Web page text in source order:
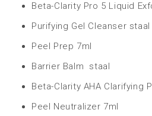
Beta-Clarity Pro 5 Liquid
Purifying Gel Cleanser staal
Peel Prep 7ml
Barrier Balm staal
Beta-Clarity AHA Clarifying
Peel Neutralizer 7ml